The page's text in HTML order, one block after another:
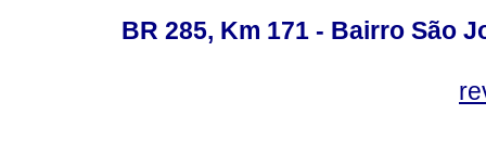
BR 285, Km 171 - Bairro São